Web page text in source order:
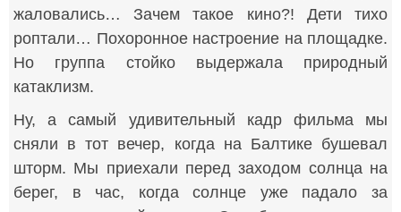
жаловались… Зачем такое кино?! Дети тихо
роптали… Похоронное настроение на площадке.
Но группа стойко выдержала природный
катаклизм.
Ну, а самый удивительный кадр фильма мы
сняли в тот вечер, когда на Балтике бушевал
шторм. Мы приехали перед заходом солнца на
берег, в час, когда солнце уже падало за